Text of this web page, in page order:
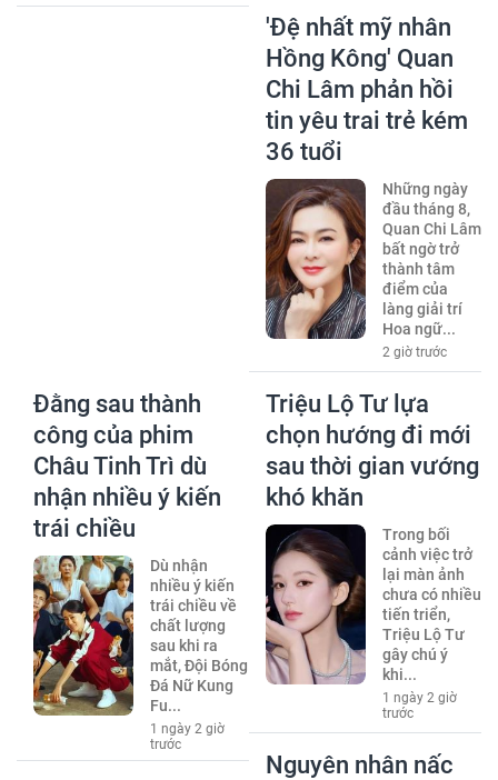
'Đệ nhất mỹ nhân
Hồng Kông' Quan
Chi Lâm phản hồi
tin yêu trai trẻ kém
36 tuổi
Những ngày
đầu tháng 8,
Quan Chi Lâm
bất ngờ trở
thành tâm
điểm của
làng giải trí
Hoa ngữ...
2 giờ trước
Đằng sau thành
công của phim
Châu Tinh Trì dù
nhận nhiều ý kiến
trái chiều
Dù nhận
nhiều ý kiến
trái chiều về
chất lượng
sau khi ra
mắt, Đội Bóng
Đá Nữ Kung
Fu...
1 ngày 2 giờ
trước
Triệu Lộ Tư lựa
chọn hướng đi mới
sau thời gian vướng
khó khăn
Trong bối
cảnh việc trở
lại màn ảnh
chưa có nhiều
tiến triển,
Triệu Lộ Tư
gây chú ý
khi...
1 ngày 2 giờ
trước
Nguyên nhân nấc